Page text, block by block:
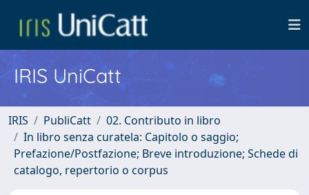
IRIS UniCatt
IRIS PubliCatt
02. Contributo in libro
In libro senza curatela: Capitolo o saggio;
Prefazione/Postfazione; Breve introduzione; Schede di
catalogo, repertorio o corpus